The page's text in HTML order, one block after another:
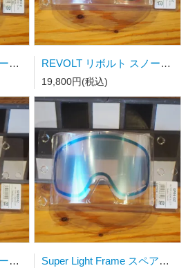
REVOLT りボルト スノーゴーグル Super Light Frame スペアレンズ - Clear / Clear PHO REVOLT リボルト スノーゴーグル Super Light Frame スペアレンズ - Pink Pola / Clear PHO
19,800円(税込)
REVOLT リボルト スノーゴーグル Super Light Frame スペアレンズ - Brown Mirror / Clear PHO Super Light Frame スペアレンズ - Blue Mirror / Clear PHO